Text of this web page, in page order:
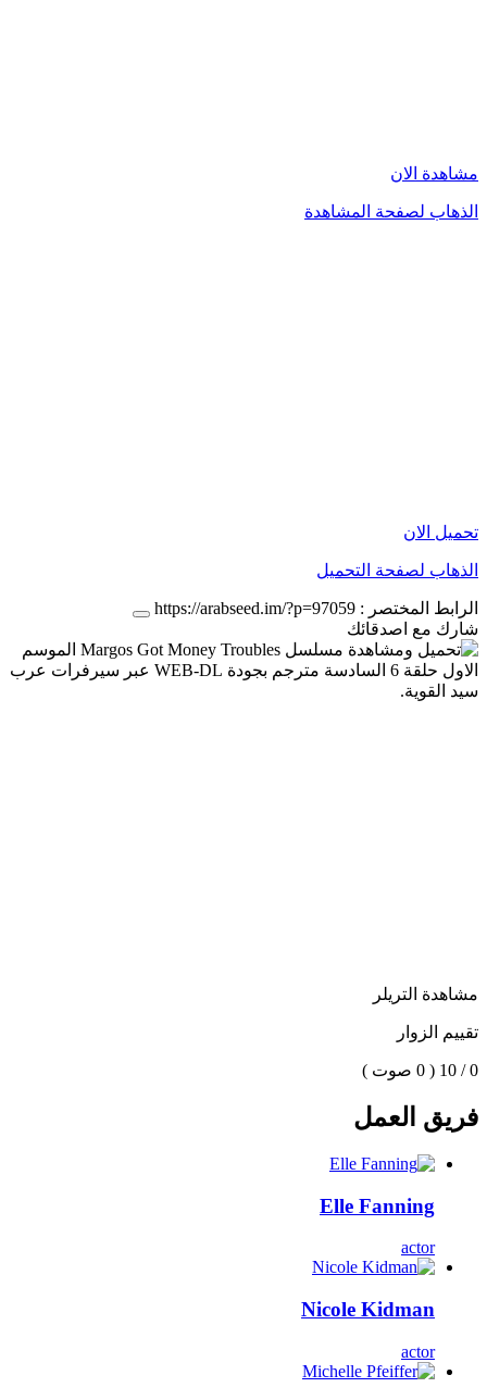
مشاهدة الان
الذهاب لصفحة المشاهدة
تحميل الان
الذهاب لصفحة التحميل
الرابط المختصر : https://arabseed.im/?p=97059
شارك مع اصدقائك
مشاهدة التريلر
تقييم الزوار
0 / 10 ( 0 صوت )
فريق العمل
Elle Fanning
actor
Nicole Kidman
actor